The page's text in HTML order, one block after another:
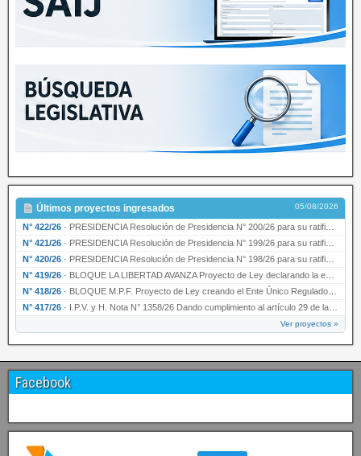
Últimos proyectos ingresados 05/08/2026
N° 422/26 · PRESIDENCIA Resolución de Presidencia N° 200/26 para su ratificación.
N° 421/26 · PRESIDENCIA Resolución de Presidencia N° 199/26 para su ratificación.
N° 420/26 · PRESIDENCIA Resolución de Presidencia N° 198/26 para su ratificación.
N° 419/26 · BLOQUE LA LIBERTAD AVANZA Proyecto de Ley declarando la esencialidad del servicio educativ…
N° 418/26 · BLOQUE M.P.F. Proyecto de Ley creando el Ente Único Regulador de servicios públicos de la …
N° 417/26 · I.P.V. y H. Nota N° 1358/26 Dando cumplimiento al artículo 29 de la Ley provincial N° 1399…
Ver proyectos »
Facebook